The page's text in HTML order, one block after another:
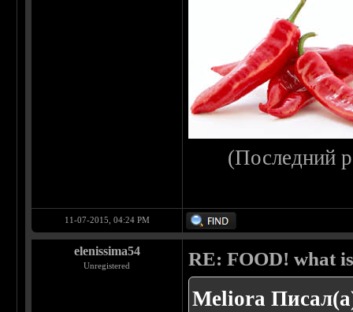
(Последний
11-07-2015, 04:24 PM
elenissima54
Unregistered RE: FOOD! what
Meliora